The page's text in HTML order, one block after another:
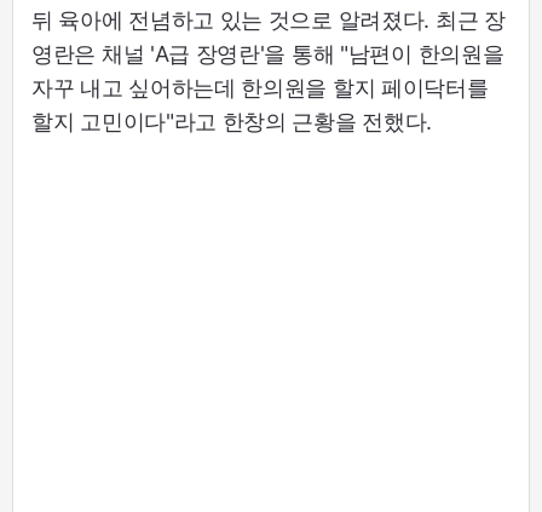
뒤 육아에 전념하고 있는 것으로 알려졌다. 최근 장
영란은 채널 'A급 장영란'을 통해 "남편이 한의원을
자꾸 내고 싶어하는데 한의원을 할지 페이닥터를
할지 고민이다"라고 한창의 근황을 전했다.